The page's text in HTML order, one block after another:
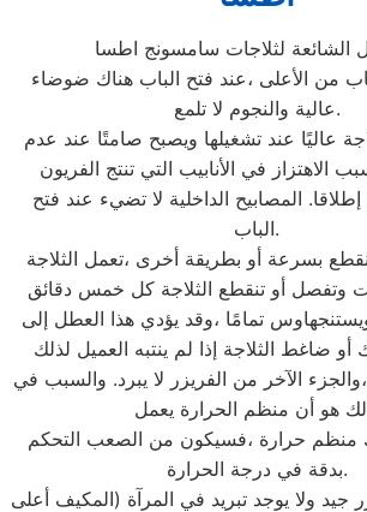
الشائعة لثلاجات سامسونج اطسا
من الأعلى ،عند فتح الباب هناك ضوضاء
عالية والنجوم لا تلمع.
عاليًا عند تشغيلها ويصبح صامتًا عند عدم
إطلاقا. المصابيح الداخلية لا تضيء عند فتح
الباب.
بسرعة أو بطريقة أخرى ،تعمل الثلاجة
تمامًا ،وقد يؤدي هذا العطل إلى
،والجزء الآخر من الفريزر لا يبرد. والسبب في
منظم حرارة ،فسيكون من الصعب التحكم
بدقة في درجة الحرارة.
جيد ولا يوجد تبريد في المرآة (المكيف أعلى